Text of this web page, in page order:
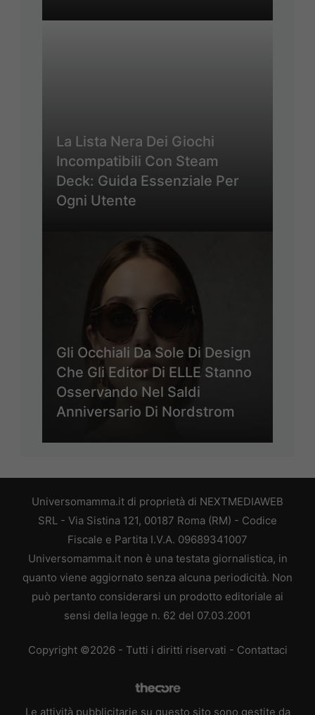
La Lista Nera Dei Giochi
Incompatibili Con Steam
Deck: Guida Essenziale Per
Ogni Utente
Gli Occhiali Da Sole Di Design
Che Gli Editor Di ELLE Stanno
Osservando Nel Saldi
Anniversario Di Nordstrom
Universomamma.it di proprietà di NEXTMEDIAWEB
SRL - Via Sistina 121, 00187 Roma (RM) - Codice
Fiscale e Partita I.V.A. 09689341007
Universomamma.it non è una testata giornalistica, in
quanto viene aggiornato senza alcuna periodicità. Non
può pertanto considerarsi un prodotto editoriale ai
sensi della legge n. 62 del 07.03.2001
Copyright ©2026 - Tutti i diritti riservati - Contattaci
Le attività pubblicitarie su questo sito sono gestite da